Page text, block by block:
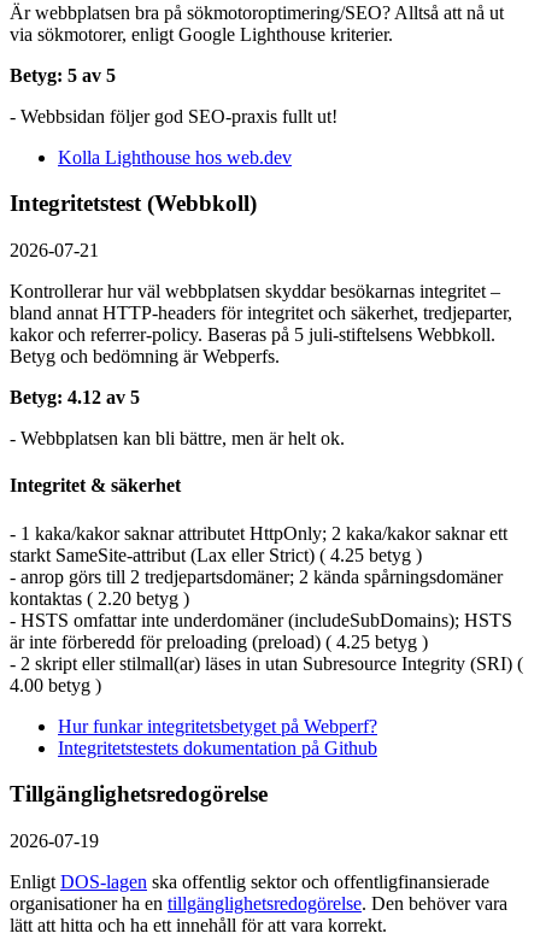
Är webbplatsen bra på sökmotoroptimering/SEO? Alltså att nå ut
via sökmotorer, enligt Google Lighthouse kriterier.
Betyg: 5 av 5
- Webbsidan följer god SEO-praxis fullt ut!
Kolla Lighthouse hos web.dev
Integritetstest (Webbkoll)
2026-07-21
Kontrollerar hur väl webbplatsen skyddar besökarnas integritet –
bland annat HTTP-headers för integritet och säkerhet, tredjeparter,
kakor och referrer-policy. Baseras på 5 juli-stiftelsens Webbkoll.
Betyg och bedömning är Webperfs.
Betyg: 4.12 av 5
- Webbplatsen kan bli bättre, men är helt ok.
Integritet & säkerhet
- 1 kaka/kakor saknar attributet HttpOnly; 2 kaka/kakor saknar ett
starkt SameSite-attribut (Lax eller Strict) ( 4.25 betyg )
- anrop görs till 2 tredjepartsdomäner; 2 kända spårningsdomäner
kontaktas ( 2.20 betyg )
- HSTS omfattar inte underdomäner (includeSubDomains); HSTS
är inte förberedd för preloading (preload) ( 4.25 betyg )
- 2 skript eller stilmall(ar) läses in utan Subresource Integrity (SRI) (
4.00 betyg )
Hur funkar integritetsbetyget på Webperf?
Integritetstestets dokumentation på Github
Tillgänglighetsredogörelse
2026-07-19
Enligt DOS-lagen ska offentlig sektor och offentlig­finansierade
organisationer ha en tillgänglighets­redogörelse. Den behöver vara
lätt att hitta och ha ett innehåll för att vara korrekt.